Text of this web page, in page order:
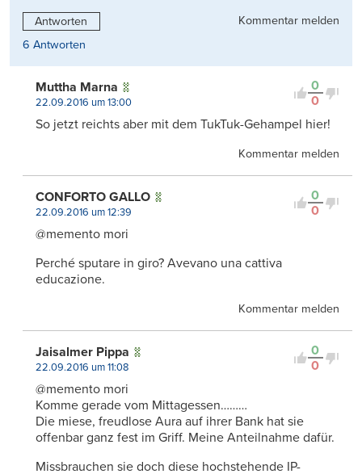
Antworten
Kommentar melden
6 Antworten
0
0
Muttha Marna
22.09.2016 um 13:00
So jetzt reichts aber mit dem TukTuk-Gehampel hier!
Kommentar melden
0
0
CONFORTO GALLO
22.09.2016 um 12:39
@memento mori
Perché sputare in giro? Avevano una cattiva
educazione.
Kommentar melden
0
0
Jaisalmer Pippa
22.09.2016 um 11:08
@memento mori
Komme gerade vom Mittagessen………
Die miese, freudlose Aura auf ihrer Bank hat sie
offenbar ganz fest im Griff. Meine Anteilnahme dafür.
Missbrauchen sie doch diese hochstehende IP-